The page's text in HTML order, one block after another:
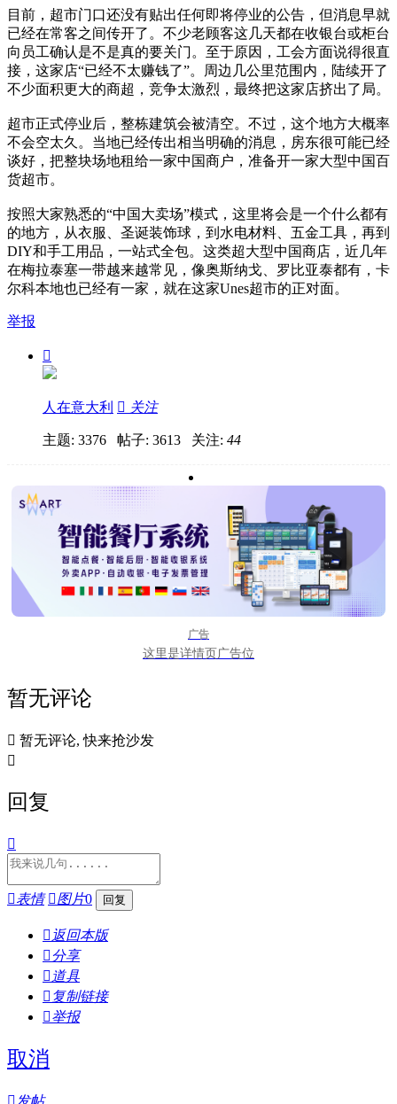
目前，超市门口还没有贴出任何即将停业的公告，但消息早就
已经在常客之间传开了。不少老顾客这几天都在收银台或柜台
向员工确认是不是真的要关门。至于原因，工会方面说得很直
接，这家店“已经不太赚钱了”。周边几公里范围内，陆续开了
不少面积更大的商超，竞争太激烈，最终把这家店挤出了局。
超市正式停业后，整栋建筑会被清空。不过，这个地方大概率
不会空太久。当地已经传出相当明确的消息，房东很可能已经
谈好，把整块场地租给一家中国商户，准备开一家大型中国百
货超市。
按照大家熟悉的“中国大卖场”模式，这里将会是一个什么都有
的地方，从衣服、圣诞装饰球，到水电材料、五金工具，再到
DIY和手工用品，一站式全包。这类超大型中国商店，近几年
在梅拉泰塞一带越来越常见，像奥斯纳戈、罗比亚泰都有，卡
尔科本地也已经有一家，就在这家Unes超市的正对面。
举报

人在意大利  关注
主题: 3376 帖子: 3613 关注: 44
广告
这里是详情页广告位
暂无评论
 暂无评论, 快来抢沙发

回复

表情 图片0
 返回本版
分享
 道具
 复制链接
举报
取消
 发帖